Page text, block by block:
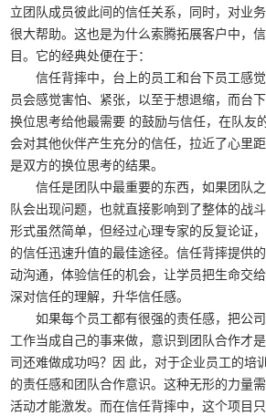
立团队成员彼此间的信任关系，同时，对业
很大帮助。这也是为什么索腾拓展客户中，
目。它的经典处便在于：
信任背摔中，台上的员工和台下员工感
员会感觉害怕、紧张，以至于想退缩，而台
换位思考给他最需要 的鼓励与信任，在队友
会对其他伙伴产生充分的信任，拉近了心里
是双方的换位思考的结果。
信任是团队中最重要的东西，如果团队之
队会出现问题，也就直接影响到了整体的战
形式虽然简单，但经过心理专家的反复论证
的信任迅速升值的最佳途径。信任背摔提供
动沟通，体验信任的机会，让学员把生命交
深对信任的理解，升华信任感。
如果每个员工都有很强的责任感，把公
工作当成自己的事来做，意识到团队合作才
司还难做成功吗？因 此，对于企业员工的培
的责任感和团队合作意识。这种无形的力量
活动才能激发。而在信任背摔中，这个项目